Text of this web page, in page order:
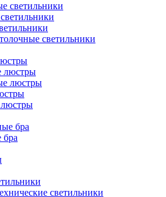
светильники
светильники
люстры
люстры
бра
бра
светильники